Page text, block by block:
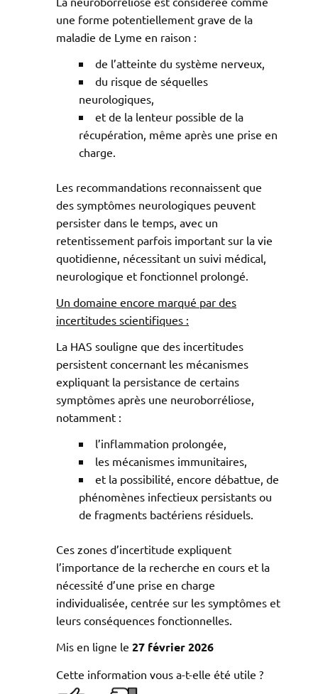
une forme potentiellement grave de la
maladie de Lyme en raison :
de l’atteinte du système nerveux,
du risque de séquelles
neurologiques,
et de la lenteur possible de la
récupération, même après une prise en
charge.
Les recommandations reconnaissent que
des symptômes neurologiques peuvent
persister dans le temps, avec un
retentissement parfois important sur la vie
quotidienne, nécessitant un suivi médical,
neurologique et fonctionnel prolongé.
Un domaine encore marqué par des
incertitudes scientifiques :
La HAS souligne que des incertitudes
persistent concernant les mécanismes
expliquant la persistance de certains
symptômes après une neuroborréliose,
notamment :
l’inflammation prolongée,
les mécanismes immunitaires,
et la possibilité, encore débattue, de
phénomènes infectieux persistants ou
de fragments bactériens résiduels.
Ces zones d’incertitude expliquent
l’importance de la recherche en cours et la
nécessité d’une prise en charge
individualisée, centrée sur les symptômes et
leurs conséquences fonctionnelles.
Mis en ligne le 27 février 2026
Cette information vous a-t-elle été utile ?